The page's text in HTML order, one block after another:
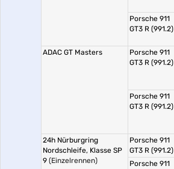
Porsche 911
GT3 R (991.2)
ADAC GT Masters
Porsche 911
GT3 R (991.2)
Porsche 911
GT3 R (991.2)
24h Nürburgring
Nordschleife, Klasse SP
9 (Einzelrennen)
Porsche 911
GT3 R (991.2)
Porsche 911